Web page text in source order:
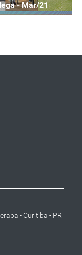
- Mar/21
- Curitiba - PR